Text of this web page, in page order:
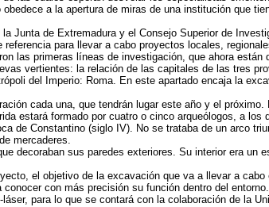
a la apertura de miras de una institución que
Junta de Extremadura y el Consejo Superior de
para llevar a cabo proyectos locales,
las primeras líneas de investigación, que ahora
vertientes: la relación de las capitales de las tres
del Imperio: Roma. En este apartado encaja la
cada una, que tendrán lugar este año y el
estará formado por cuatro o cinco arqueólogos, a
de Constantino (siglo IV). No se trataba de un arco
mercaderes.
decoraban sus paredes exteriores. Su interior era
el objetivo de la excavación que va a llevar a
con más precisión su función dentro del entorno.
para lo que se contará con la colaboración de la